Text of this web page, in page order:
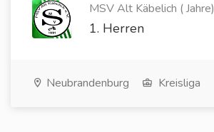
MSV Alt Käbelich ( Jahre)
1. Herren
Neubrandenburg Kreisliga